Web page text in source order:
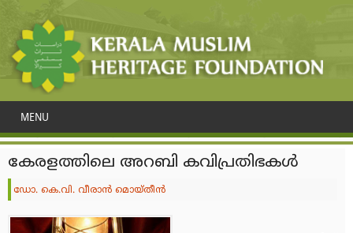
MENU
കേരളത്തിലെ അറബി കവിപ്രതിഭകള്‍
ഡോ. കെ.വി. വീരാന്‍ മൊയ്തീന്‍